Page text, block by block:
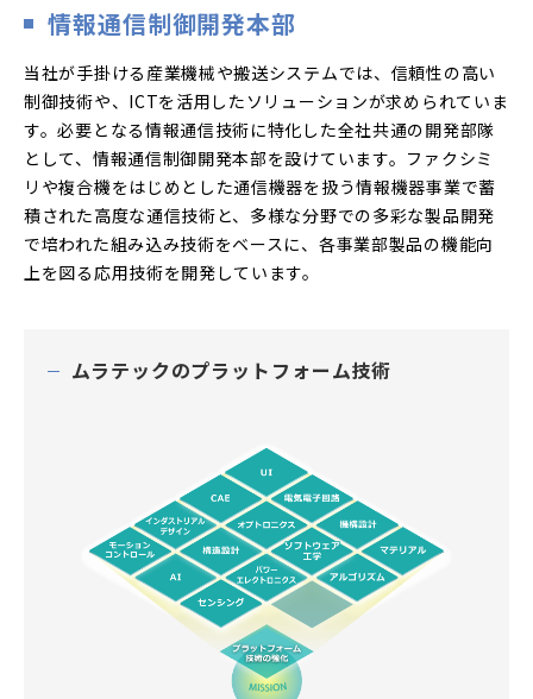
情報通信制御開発本部
当社が手掛ける産業機械や搬送システムでは、信頼性の高い
制御技術や、ICTを活用したソリューションが求められていま
す。必要となる情報通信技術に特化した全社共通の開発部隊
として、情報通信制御開発本部を設けています。ファクシミ
リや複合機をはじめとした通信機器を扱う情報機器事業で蓄
積された高度な通信技術と、多様な分野での多彩な製品開発
で培われた組み込み技術をベースに、各事業部製品の機能向
上を図る応用技術を開発しています。
ムラテックのプラットフォーム技術